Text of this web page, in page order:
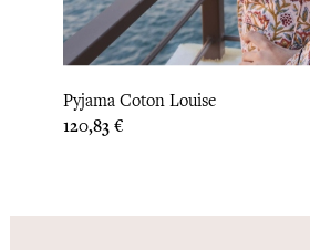
Pyjama Coton Louise
Prix
120,83 €